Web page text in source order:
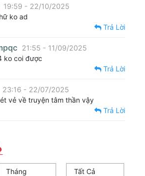
19:59 - 22/10/2025
ko ad
Trả Lời
21:55 - 11/09/2025
ko coi được
Trả Lời
23:16 - 22/07/2025
vẻ về truyện tâm thần vậy
Trả Lời
Tháng Tất Cả